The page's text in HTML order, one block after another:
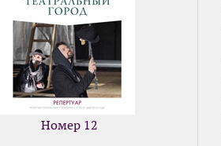
Номер 12